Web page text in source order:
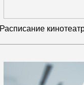
Расписание